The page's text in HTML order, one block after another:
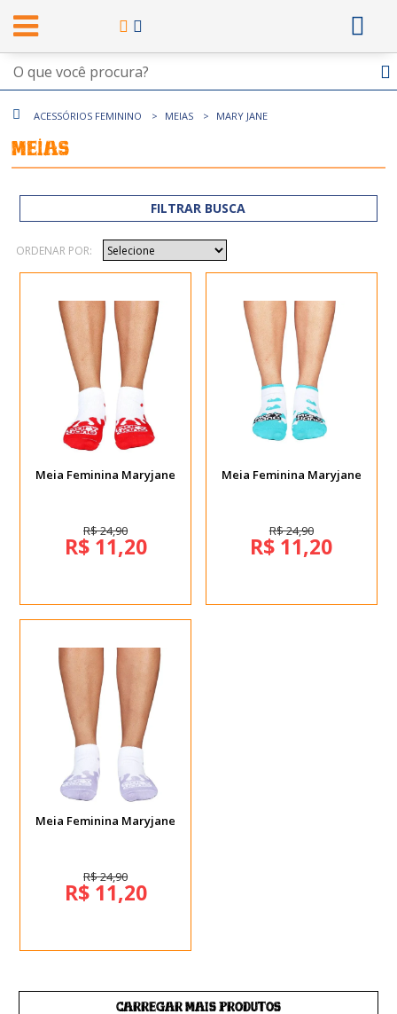
ACESSÓRIOS FEMININO MEIAS MARY JANE
Meias
FILTRAR BUSCA
ORDENAR POR:
Meia Feminina Maryjane
R$ 24,90
R$ 11,20
Meia Feminina Maryjane
R$ 24,90
R$ 11,20
Meia Feminina Maryjane
R$ 24,90
R$ 11,20
CARREGAR MAIS PRODUTOS